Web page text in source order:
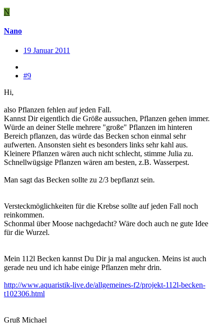
N
Nano
19 Januar 2011
#9
Hi,
also Pflanzen fehlen auf jeden Fall.
Kannst Dir eigentlich die Größe aussuchen, Pflanzen gehen immer.
Würde an deiner Stelle mehrere "große" Pflanzen im hinteren
Bereich pflanzen, das würde das Becken schon einmal sehr
aufwerten. Ansonsten sieht es besonders links sehr kahl aus.
Kleinere Pflanzen wären auch nicht schlecht, stimme Julia zu.
Schnellwügsige Pflanzen wären am besten, z.B. Wasserpest.
Man sagt das Becken sollte zu 2/3 bepflanzt sein.
Versteckmöglichkeiten für die Krebse sollte auf jeden Fall noch
reinkommen.
Schonmal über Moose nachgedacht? Wäre doch auch ne gute Idee
für die Wurzel.
Mein 112l Becken kannst Du Dir ja mal angucken. Meins ist auch
gerade neu und ich habe einige Pflanzen mehr drin.
http://www.aquaristik-live.de/allgemeines-f2/projekt-112l-becken-
t102306.html
Gruß Michael